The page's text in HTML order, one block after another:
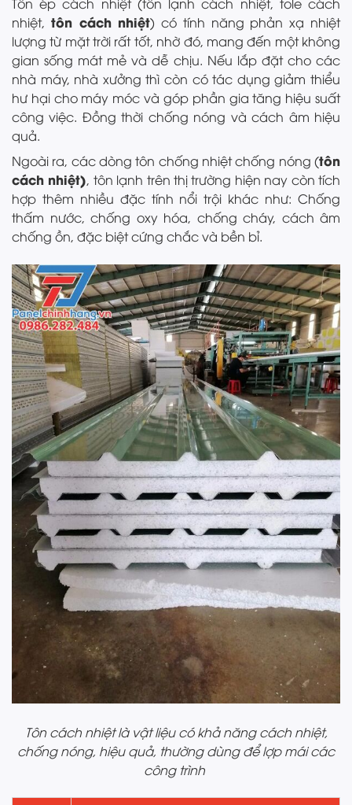
nhiệt, tôn cách nhiệt) có tính năng phản xạ nhiệt
lượng từ mặt trời rất tốt, nhờ đó, mang đến một không
gian sống mát mẻ và dễ chịu. Nếu lắp đặt cho các
nhà máy, nhà xưởng thì còn có tác dụng giảm thiểu
hư hại cho máy móc và góp phần gia tăng hiệu suất
công việc. Đồng thời chống nóng và cách âm hiệu
quả.
Ngoài ra, các dòng tôn chống nhiệt chống nóng (tôn
cách nhiệt), tôn lạnh trên thị trường hiện nay còn tích
hợp thêm nhiều đặc tính nổi trội khác như: Chống
thấm nước, chống oxy hóa, chống cháy, cách âm
chống ồn, đặc biệt cứng chắc và bền bỉ.
Tôn cách nhiệt là vật liệu có khả năng cách nhiệt,
chống nóng, hiệu quả, thường dùng để lợp mái các
công trình